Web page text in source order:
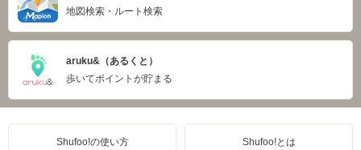
地図検索・ルート検索
aruku&（あるくと）
歩いてポイントが貯まる
Shufoo!の使い方 Shufoo!とは